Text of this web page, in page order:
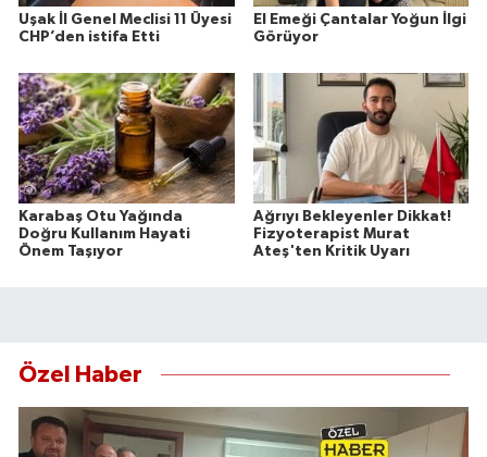
Uşak İl Genel Meclisi 11 Üyesi
CHP’den istifa Etti
El Emeği Çantalar Yoğun İlgi
Görüyor
Karabaş Otu Yağında
Doğru Kullanım Hayati
Önem Taşıyor
Ağrıyı Bekleyenler Dikkat!
Fizyoterapist Murat
Ateş'ten Kritik Uyarı
Özel Haber